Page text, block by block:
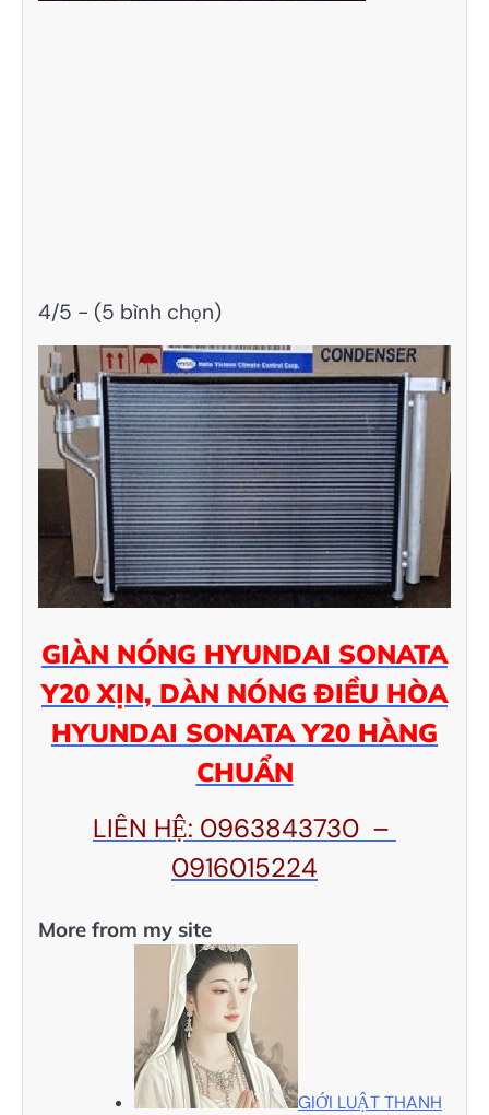
4/5 - (5 bình chọn)
GIÀN NÓNG HYUNDAI SONATA
Y20 XỊN, DÀN NÓNG ĐIỀU HÒA
HYUNDAI SONATA Y20 HÀNG
CHUẨN
LIÊN HỆ: 0963843730 –
0916015224
More from my site
GIỚI LUẬT THANH